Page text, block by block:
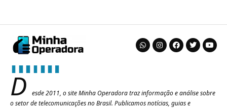
D
esde 2011, o site Minha Operadora traz informação e análise sobre
o setor de telecomunicações no Brasil. Publicamos notícias, guias e